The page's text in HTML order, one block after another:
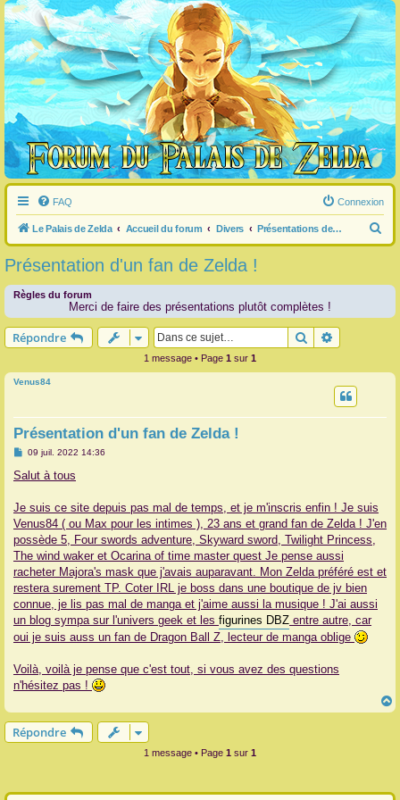
FAQ Connexion
Le Palais de Zelda Accueil du forum Divers Présentations des membres
e
r
Présentation d'un fan de Zelda !
Règles du forum
Merci de faire des présentations plutôt complètes !
Répondre Rechercher
1 message • Page 1 sur 1
Venus84
Présentation d'un fan de Zelda !
M
s
s
g
e
09 juil. 2022 14:36
Salut à tous
Je suis ce site depuis pas mal de temps, et je m'inscris enfin ! Je suis
Venus84 ( ou Max pour les intimes ), 23 ans et grand fan de Zelda ! J'en
possède 5, Four swords adventure, Skyward sword, Twilight Princess,
The wind waker et Ocarina of time master quest Je pense aussi
racheter Majora's mask que j'avais auparavant. Mon Zelda préféré est et
restera surement TP. Coter IRL je boss dans une boutique de jv bien
connue, je lis pas mal de manga et j'aime aussi la musique ! J'ai aussi
un blog sympa sur l'univers geek et les figurines DBZ entre autre, car
oui je suis auss un fan de Dragon Ball Z, lecteur de manga oblige
Voilà, voilà je pense que c'est tout, si vous avez des questions
n'hésitez pas !
a
Répondre
1 message • Page 1 sur 1